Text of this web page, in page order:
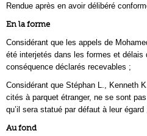
Rendue après en avoir délibéré
En la forme
Considérant que les appels de
été interjetés dans les formes et délais
conséquence déclarés recevables ;
Considérant que Stéphan L., Kenneth
cités à parquet étranger, ne se sont
qu’il sera statué par défaut à leur égard
Au fond